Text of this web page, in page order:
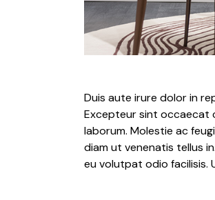
Duis aute irure dolor in
Excepteur sint occaecat
laborum. Molestie ac
diam ut venenatis tellus
eu volutpat odio facilisis.